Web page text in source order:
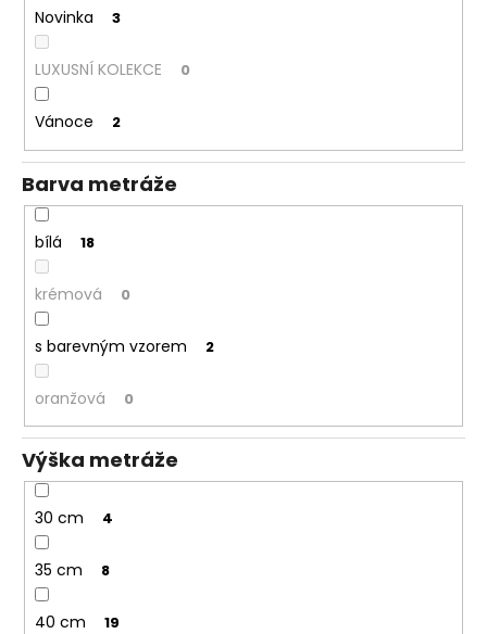
Novinka 3
LUXUSNÍ KOLEKCE 0
Vánoce 2
Barva metráže
bílá 18
krémová 0
s barevným vzorem 2
oranžová 0
Výška metráže
30 cm 4
35 cm 8
40 cm 19
u
m